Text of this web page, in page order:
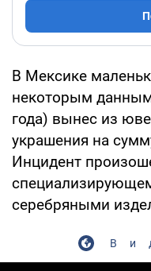
В Мексике
некоторым
года) вынес из
украшения на
Инцидент
серебряными